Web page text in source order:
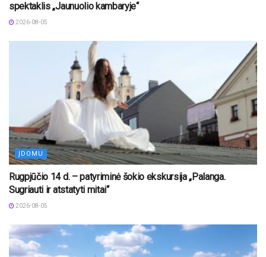
spektaklis „Jaunuolio kambaryje“
2026-08-05
ĮDOMU
Rugpjūčio 14 d. – patyriminė šokio ekskursija „Palanga.
Sugriauti ir atstatyti mitai“
2026-08-05